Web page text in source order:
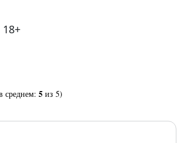
18+
среднем: 5 из 5)